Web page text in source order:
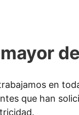
en
que han